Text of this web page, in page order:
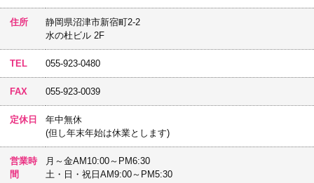
住所
静岡県沼津市新宿町2-2
水の杜ビル 2F
TEL 055-923-0480
FAX 055-923-0039
定休日
年中無休
(但し年末年始は休業とします)
営業時
間
月～金AM10:00～PM6:30
土・日・祝日AM9:00～PM5:30